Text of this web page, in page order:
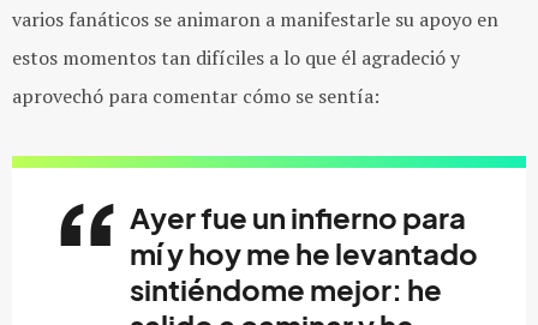
varios fanáticos se animaron a manifestarle su apoyo en
estos momentos tan difíciles a lo que él agradeció y
aprovechó para comentar cómo se sentía:
Ayer fue un infierno para
mí y hoy me he levantado
sintiéndome mejor: he